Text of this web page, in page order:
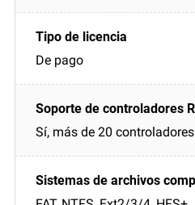
De pago
Sí, más de 20 controladores